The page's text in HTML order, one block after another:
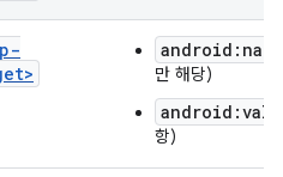
android:name
만 해당)
항)